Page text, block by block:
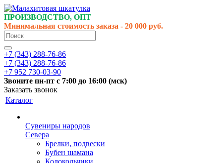
ПРОИЗВОДСТВО, ОПТ
Минимальная стоимость заказа - 20 000 руб.
+7 (343) 288-76-86
+7 (343) 288-76-86
+7 952 730-03-90
Звоните пн-пт с 7:00 до 16:00 (мск)
Заказать звонок
Каталог
Сувениры народов
Севера
Брелки, подвески
Бубен шамана
Колокольчики